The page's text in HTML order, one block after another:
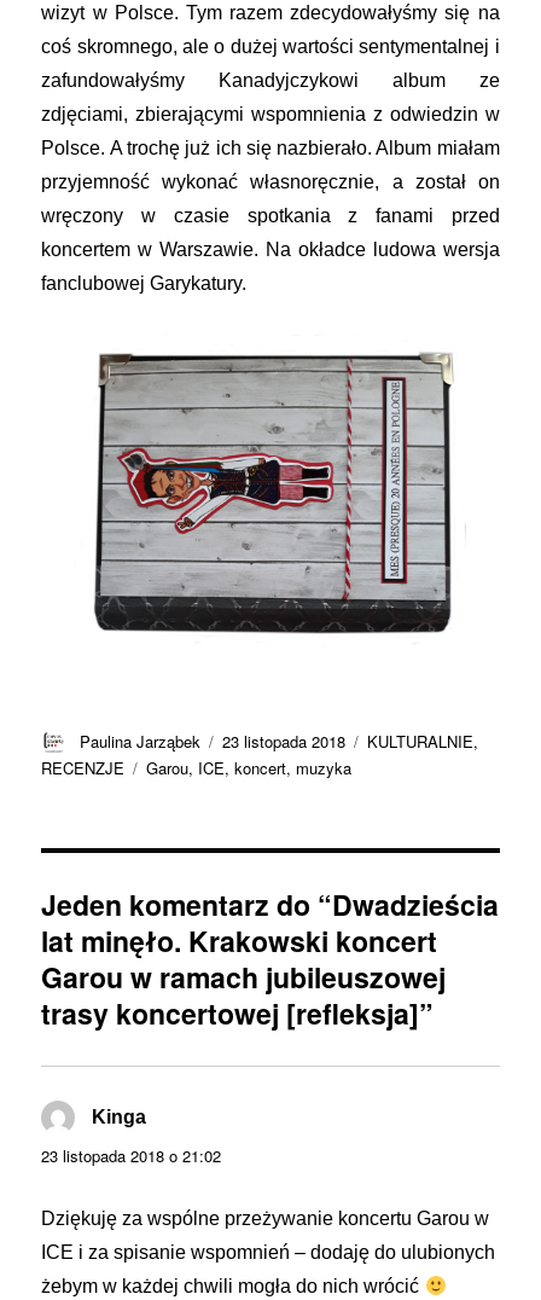
wizyt w Polsce. Tym razem zdecydowałyśmy się na
coś skromnego, ale o dużej wartości sentymentalnej i
zafundowałyśmy Kanadyjczykowi album ze
zdjęciami, zbierającymi wspomnienia z odwiedzin w
Polsce. A trochę już ich się nazbierało. Album miałam
przyjemność wykonać własnoręcznie, a został on
wręczony w czasie spotkania z fanami przed
koncertem w Warszawie. Na okładce ludowa wersja
fanclubowej Garykatury.
Autor
Paulina Jarząbek
Data
publikacji
23 listopada 2018 Kategorie
KULTURALNIE,
RECENZJE
Tagi
Garou, ICE,koncert, muzyka
Jeden komentarz do “Dwadzieścia
lat minęło. Krakowski koncert
Garou w ramach jubileuszowej
trasy koncertowej [refleksja]”
Kinga
23 listopada 2018 o 21:02
Dziękuję za wspólne przeżywanie koncertu Garou w
ICE i za spisanie wspomnień – dodaję do ulubionych
żebym w każdej chwili mogła do nich wrócić